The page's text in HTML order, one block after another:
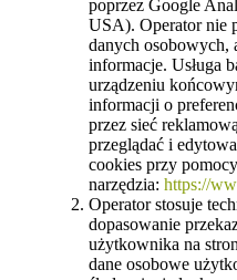
poprzez Google
USA). Operator nie
danych osobowych,
informacje. Usługa
urządzeniu
informacji o
przez sieć
przeglądać i
cookies przy pomocy
narzędzia: https://
Operator stosuje
dopasowanie
użytkownika na
dane osobowe